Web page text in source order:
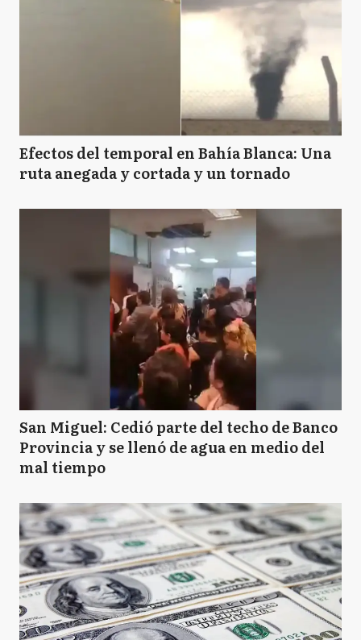
Efectos del temporal en Bahía Blanca: Una
ruta anegada y cortada y un tornado
San Miguel: Cedió parte del techo de Banco
Provincia y se llenó de agua en medio del
mal tiempo